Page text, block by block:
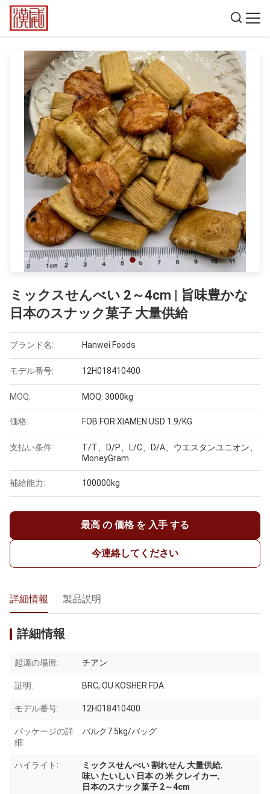
ミックスせんべい 2～4cm | 旨味豊かな
日本のスナック菓子 大量供給
ブランド名: Hanwei Foods
モデル番号: 12H018410400
MOQ: MOQ: 3000kg
価格: FOB FOR XIAMEN USD 1.9/KG
支払い条件:
T/T、D/P、L/C、D/A、ウエスタンユニオン、
MoneyGram
補給能力: 100000kg
最高 の 価格 を 入手 する
今連絡してください
詳細情報 製品説明
詳細情報
起源の場所: チアン
証明: BRC, OU KOSHER FDA
モデル番号: 12H018410400
パッケージの詳
細:
バルク7.5kg/バッグ
ハイライト: ミックスせんべい 割れせん 大量供給,
味い たいしい 日本 の 米 クレイカー,
日本のスナック菓子 2～4cm